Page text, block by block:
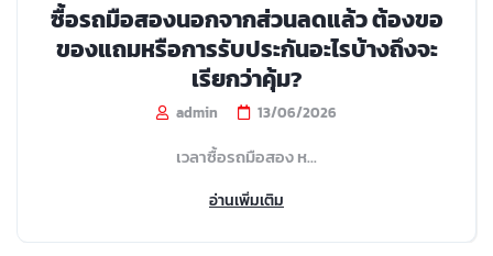
ซื้อรถมือสองนอกจากส่วนลดแล้ว ต้องขอ
ของแถมหรือการรับประกันอะไรบ้างถึงจะ
เรียกว่าคุ้ม?
admin 13/06/2026
เวลาซื้อรถมือสอง ห...
อ่านเพิ่มเติม